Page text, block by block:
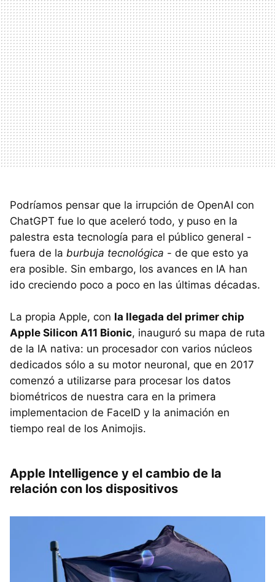
Podríamos pensar que la irrupción de OpenAI con
ChatGPT fue lo que aceleró todo, y puso en la
palestra esta tecnología para el público general -
fuera de la burbuja tecnológica - de que esto ya
era posible. Sin embargo, los avances en IA han
ido creciendo poco a poco en las últimas décadas.
La propia Apple, con la llegada del primer chip
Apple Silicon A11 Bionic, inauguró su mapa de ruta
de la IA nativa: un procesador con varios núcleos
dedicados sólo a su motor neuronal, que en 2017
comenzó a utilizarse para procesar los datos
biométricos de nuestra cara en la primera
implementacion de FaceID y la animación en
tiempo real de los Animojis.
Apple Intelligence y el cambio de la
relación con los dispositivos